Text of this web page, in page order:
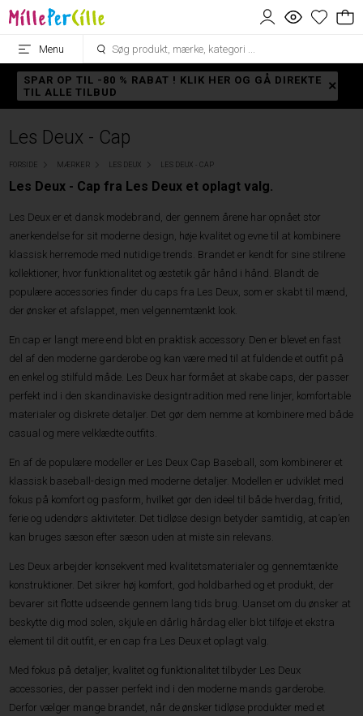
Menu
SPAR OP TIL -80 % RABAT ! KLIK HER OG GÅ DIREKTE
TIL ALLE TILBUD
Les Deux - Cap
FORSIDE MÆRKER LES DEUX LES DEUX - CAP
Les Deux - Cap fra Les Deux et oplagt valg.
Les Deux er et dansk modebrand, der gennem årene har opnået stor
anerkendelse for sit moderne design, høje kvalitet og evne til at kombinere
klassisk herremode med nutidige trends. Brandet er kendt for sine stilrene
kollektioner, hvor funktionalitet og æstetik går hånd i hånd. Blandt de
populære accessories finder du caps fra Les Deux, som er skabt til mænd,
der ønsker et afslappet, men velgennemtænkt look.
En cap er langt mere end blot en praktisk accessory. Den er blevet en fast
del af den moderne garderobe og kan være med til at fuldende et outfit på
en enkel og stilfuld måde. Les Deux har formået at skabe caps, der passer
perfekt ind i den skandinaviske designtradition med rene linjer, komfortable
materialer og diskrete detaljer. Det gør dem nemme at kombinere med både
casual og mere velklædte outfits.
En af de populære modeller er Les Deux Cap Baseball, som kombinerer et
klassisk baseball-design med moderne detaljer. Modellen er udviklet med
fokus på komfort og pasform, hvilket gør den ideel til både hverdag, fritid,
ferie og udendørs aktiviteter. Det tidløse design betyder samtidig, at cap’en
kan bruges sæson efter sæson uden at miste sin relevans.
Les Deux arbejder konsekvent med kvalitetsmaterialer og gennemtænkte
konstruktioner. Det sikrer høj komfort, god holdbarhed og et produkt, der
bevarer sit flotte udseende gennem lang tids brug. Uanset om du ønsker at
beskytte dig mod solen, skjule en dårlig hårdag eller blot tilføje et ekstra
element til dit outfit, er en cap fra Les Deux et oplagt valg.
Med fokus på detaljer, kvalitet og funktionalitet tilbyder Les Deux
accessories, der passer perfekt ind i den moderne mands garderobe.
Derfor vælger mange brandet, når de ønsker tidløse produkter med et